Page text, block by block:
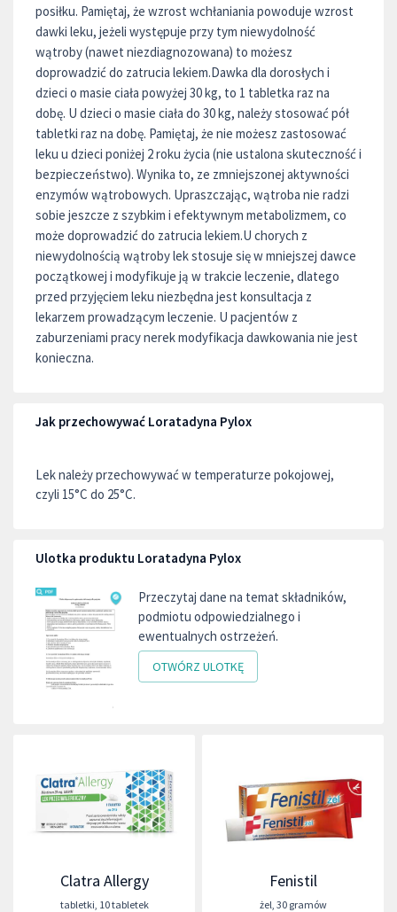
posiłku. Pamiętaj, że wzrost wchłaniania powoduje wzrost
dawki leku, jeżeli występuje przy tym niewydolność
wątroby (nawet niezdiagnozowana) to możesz
doprowadzić do zatrucia lekiem.Dawka dla dorosłych i
dzieci o masie ciała powyżej 30 kg, to 1 tabletka raz na
dobę. U dzieci o masie ciała do 30 kg, należy stosować pół
tabletki raz na dobę. Pamiętaj, że nie możesz zastosować
leku u dzieci poniżej 2 roku życia (nie ustalona skuteczność i
bezpieczeństwo). Wynika to, ze zmniejszonej aktywności
enzymów wątrobowych. Upraszczając, wątroba nie radzi
sobie jeszcze z szybkim i efektywnym metabolizmem, co
może doprowadzić do zatrucia lekiem.U chorych z
niewydolnością wątroby lek stosuje się w mniejszej dawce
początkowej i modyfikuje ją w trakcie leczenie, dlatego
przed przyjęciem leku niezbędna jest konsultacja z
lekarzem prowadzącym leczenie. U pacjentów z
zaburzeniami pracy nerek modyfikacja dawkowania nie jest
konieczna.
Jak przechowywać Loratadyna Pylox
Lek należy przechowywać w temperaturze pokojowej,
czyli 15°C do 25°C.
Ulotka produktu Loratadyna Pylox
Przeczytaj dane na temat składników,
podmiotu odpowiedzialnego i
ewentualnych ostrzeżeń.
OTWÓRZ ULOTKĘ
Clatra Allergy
tabletki 10 tabletek
Fenistil
żel 30 gramów